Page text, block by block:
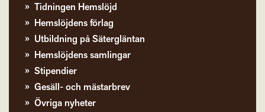
Tidningen Hemslöjd
Hemslöjdens förlag
Utbildning på Sätergläntan
Hemslöjdens samlingar
Stipendier
Gesäll- och mästarbrev
Övriga nyheter